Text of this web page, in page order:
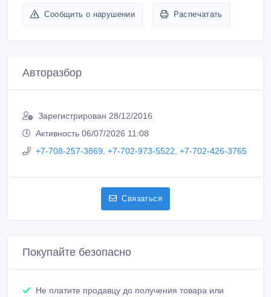
Сообщить о нарушении Распечатать
Авторазбор
Зарегистрирован 28/12/2016
Активность 06/07/2026 11:08
+7-708-257-3869, +7-702-973-5522, +7-702-426-3765
Связаться
Покупайте безопасно
Не платите продавцу до получения товара или